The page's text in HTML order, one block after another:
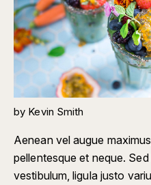
by Kevin Smith
Aenean vel augue
pellentesque et neque.
vestibulum, ligula justo